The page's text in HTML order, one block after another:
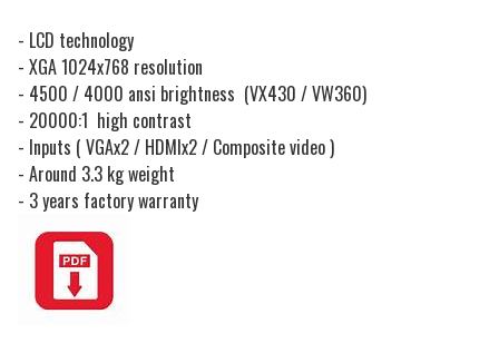
- LCD technology
- XGA 1024x768 resolution
- 4500 / 4000 ansi brightness (VX430 / VW360)
- 20000:1 high contrast
- Inputs ( VGAx2 / HDMIx2 / Composite video )
- Around 3.3 kg weight
- 3 years factory warranty